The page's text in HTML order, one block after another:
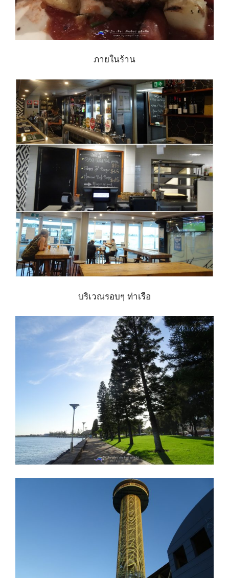
ภายในร้าน
บริเวณรอบๆ ท่าเรือ